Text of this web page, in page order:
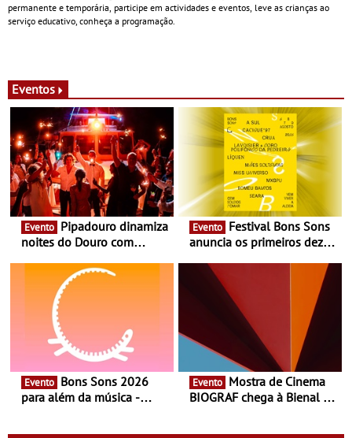
permanente e temporária, participe em actividades e eventos, leve as crianças ao
serviço educativo, conheça a programação.
Eventos
Evento
noites do Douro com
vinho, gastronomia e
música
Evento
anuncia os primeiros dez
Evento
para além da música -
Evento
BIOGRAF chega à Bienal de